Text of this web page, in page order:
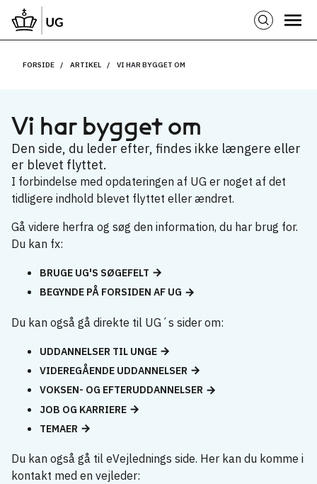
FORSIDE ARTIKEL VI HAR BYGGET OM
Vi har bygget om
Den side, du leder efter, findes ikke længere eller
er blevet flyttet.
I forbindelse med opdateringen af UG er noget af det
tidligere indhold blevet flyttet eller ændret.
Gå videre herfra og søg den information, du har brug for.
Du kan fx:
BRUGE UG'S SØGEFELT
BEGYNDE PÅ FORSIDEN AF UG
Du kan også gå direkte til UG´s sider om:
UDDANNELSER TIL UNGE
VIDEREGÅENDE UDDANNELSER
VOKSEN- OG EFTERUDDANNELSER
JOB OG KARRIERE
TEMAER
Du kan også gå til eVejlednings side. Her kan du komme i
kontakt med en vejleder: